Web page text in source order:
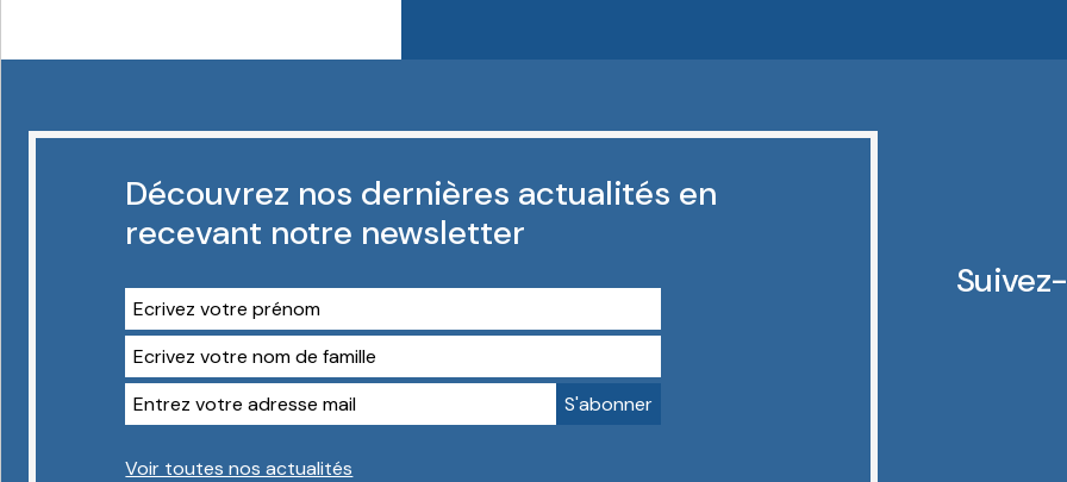
Découvrez nos dernières actualités en
recevant notre newsletter
Voir toutes nos actualités